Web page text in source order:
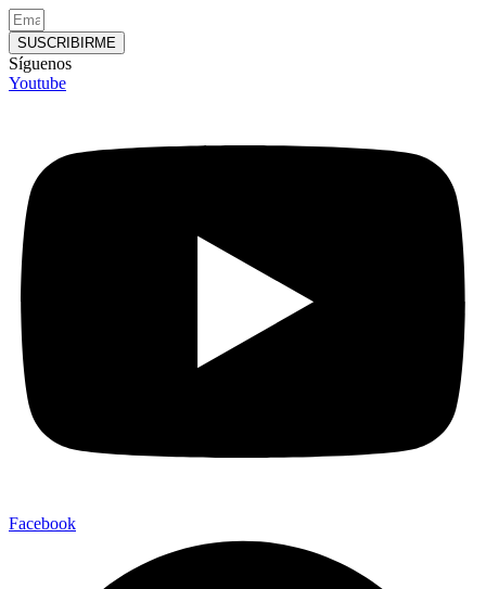
SUSCRIBIRME
Síguenos
Youtube
Facebook